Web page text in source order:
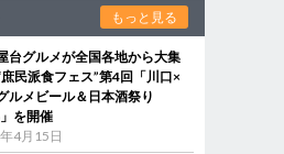
もっと見る
台グルメが全国各地から大集
民派食フェス”第4回「川口×
ルメビール＆日本酒祭り
を開催
4月15日